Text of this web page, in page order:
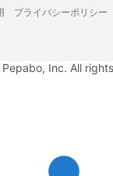
プライバシーポリシー
Inc. All